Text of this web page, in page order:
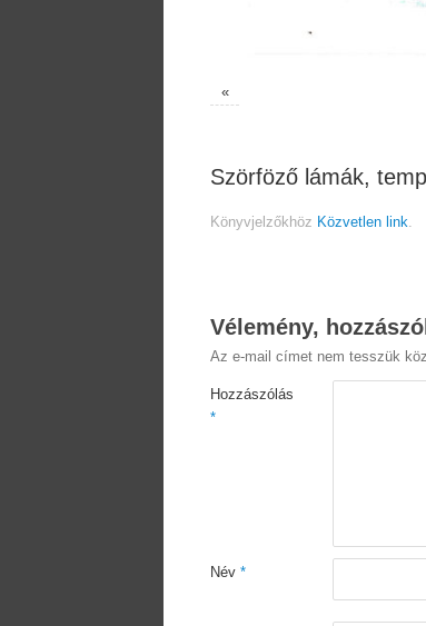
«
Szörföző lámák,
Könyvjelzőkhöz Közvetlen link
Vélemény,
Az e-mail címet nem tesszük
Hozzászólás
*
Név *